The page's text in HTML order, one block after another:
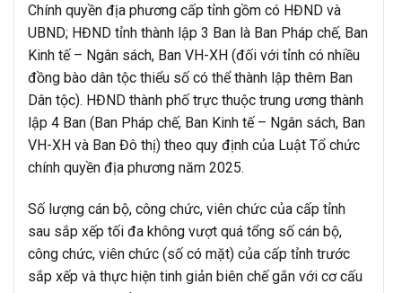
Chính quyền địa phương cấp tỉnh gồm có HĐND và
UBND; HĐND tỉnh thành lập 3 Ban là Ban Pháp chế, Ban
Kinh tế – Ngân sách, Ban VH-XH (đối với tỉnh có nhiều
đồng bào dân tộc thiểu số có thể thành lập thêm Ban
Dân tộc). HĐND thành phố trực thuộc trung ương thành
lập 4 Ban (Ban Pháp chế, Ban Kinh tế – Ngân sách, Ban
VH-XH và Ban Đô thị) theo quy định của Luật Tổ chức
chính quyền địa phương năm 2025.
Số lượng cán bộ, công chức, viên chức của cấp tỉnh
sau sắp xếp tối đa không vượt quá tổng số cán bộ,
công chức, viên chức (số có mặt) của cấp tỉnh trước
sắp xếp và thực hiện tinh giản biên chế gắn với cơ cấu